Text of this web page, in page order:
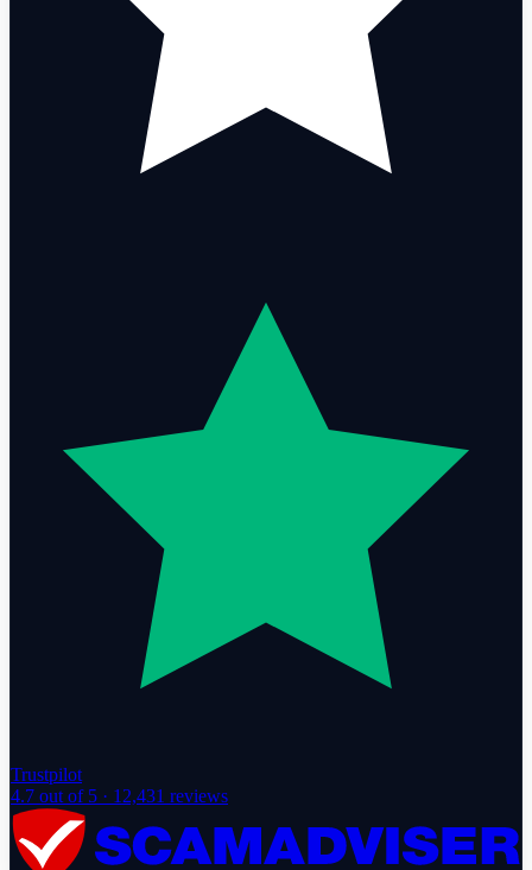
Trustpilot
4.7 out of 5 · 12,431 reviews